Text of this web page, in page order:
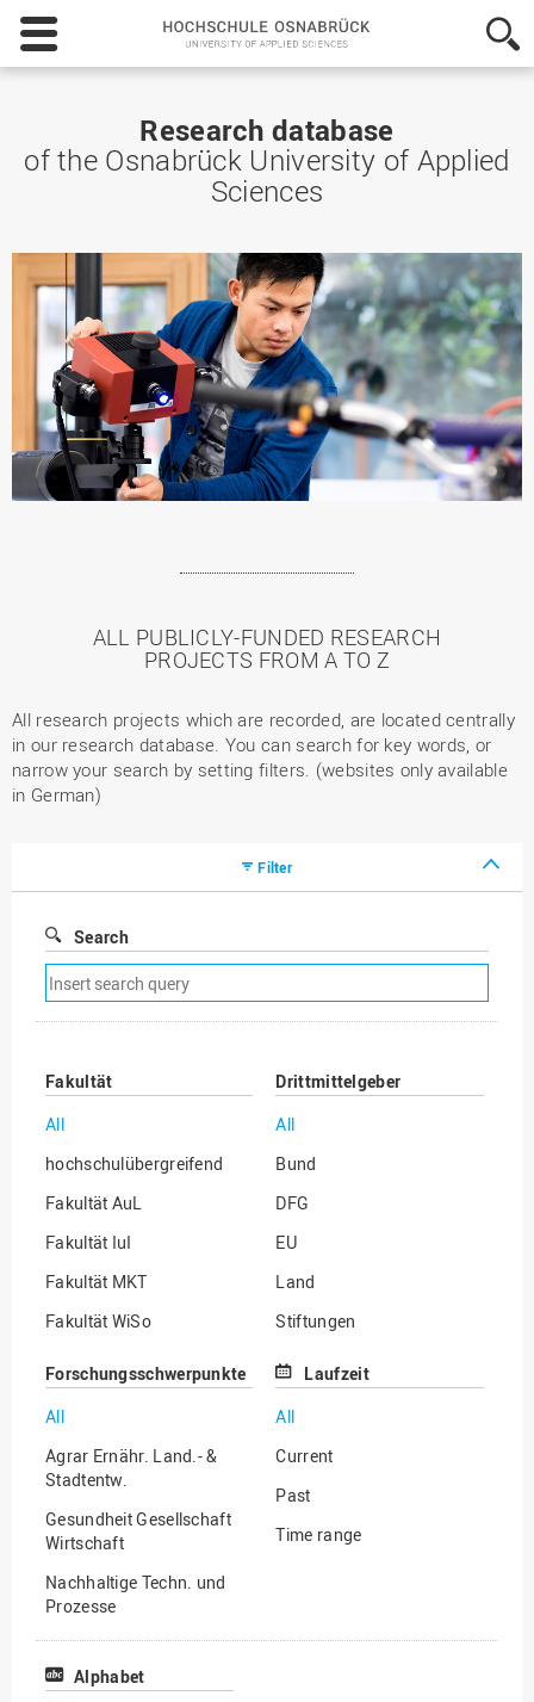
Hochschule
Osnabrück
-
Sciences
Research database
of the Osnabrück University of Applied
Sciences
ALL PUBLICLY-FUNDED RESEARCH
PROJECTS FROM A TO Z
All research projects which are recorded, are located centrally
in our research database. You can search for key words, or
narrow your search by setting filters. (websites only available
in German)
Filter
Search
Remove
search
filter
Fakultät
All
hochschulübergreifend
Fakultät AuL
Fakultät IuI
Fakultät MKT
Fakultät WiSo
Drittmittelgeber
All
Bund
DFG
EU
Land
Stiftungen
Sonstige
Forschungsschwerpunkte
All
Agrar Ernähr. Land.- &
Stadtentw.
Gesundheit Gesellschaft
Wirtschaft
Nachhaltige Techn. und
Prozesse
Vielfältiges Forschen
Laufzeit
All
Current
Past
Time range
Alphabet